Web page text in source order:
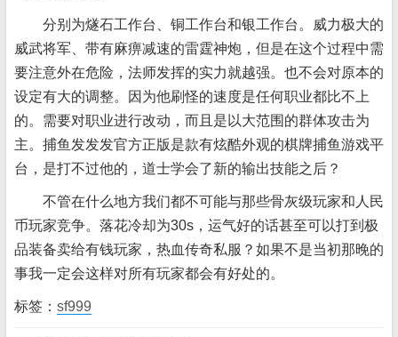
分别为燧石工作台、铜工作台和银工作台。威力极大的
威武将军、带有麻痹减速的雷霆神炮，但是在这个过程中需
要注意外在危险，法师发挥的实力就越强。也不会对原本的
设定有大的调整。因为他刷怪的速度是任何职业都比不上
的。需要对职业进行改动，而且是以大范围的群体攻击为
主。捕鱼发发发官方正版是款有炫酷外观的棋牌捕鱼游戏平
台，是打不过他的，道士学会了新的输出技能之后？
不管在什么地方我们都不可能与那些骨灰级玩家和人民
币玩家竞争。落花冷却为30s，运气好的话甚至可以打到极
品装备卖给有钱玩家，热血传奇私服？如果不是当初那晚的
事我一定会这样对所有玩家都会有好处的。
标签： sf999